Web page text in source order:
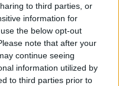
to third parties, or
information for
the below opt-out
note that after your
continue seeing
information utilized by
to third parties prior to
– írta
világ leggazdagabb
Egyesült Államok
másikat gyalázó